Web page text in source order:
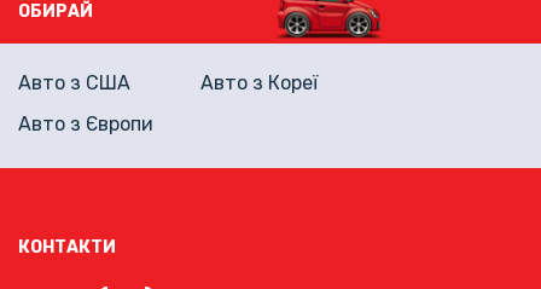
КОНТАКТИ
ОБИРАЙ
Авто з США
Авто з Кореї
Авто з Європи